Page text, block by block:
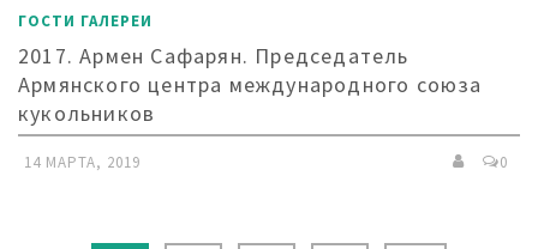
ГОСТИ ГАЛЕРЕИ
2017. Армен Сафарян. Председатель
Армянского центра международного союза
кукольников
14 МАРТА, 2019 0